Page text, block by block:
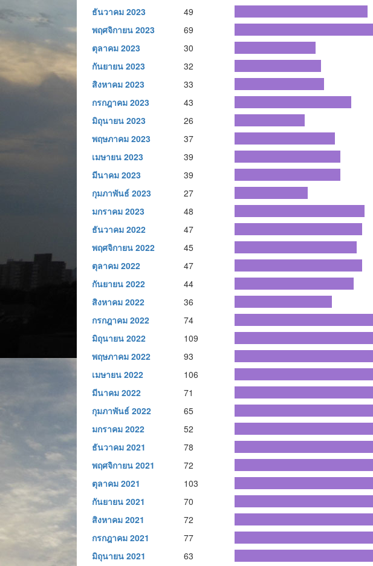
ธันวาคม 2023
49
พฤศจิกายน 2023
69
ตุลาคม 2023
30
กันยายน 2023
32
สิงหาคม 2023
33
กรกฎาคม 2023
43
มิถุนายน 2023
26
พฤษภาคม 2023
37
เมษายน 2023
39
มีนาคม 2023
39
กุมภาพันธ์ 2023
27
มกราคม 2023
48
ธันวาคม 2022
47
พฤศจิกายน 2022
45
ตุลาคม 2022
47
กันยายน 2022
44
สิงหาคม 2022
36
กรกฎาคม 2022
74
มิถุนายน 2022
109
พฤษภาคม 2022
93
เมษายน 2022
106
มีนาคม 2022
71
กุมภาพันธ์ 2022
65
มกราคม 2022
52
ธันวาคม 2021
78
พฤศจิกายน 2021
72
ตุลาคม 2021
103
กันยายน 2021
70
สิงหาคม 2021
72
กรกฎาคม 2021
77
มิถุนายน 2021
63